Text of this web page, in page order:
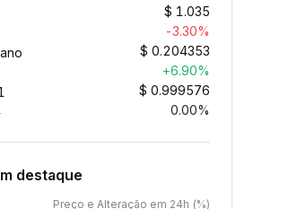
$ 1.035
-3.30%
$ 0.204353
+6.90%
$ 0.999576
0.00%
destaque
Preço e Alteração em 24h (%)